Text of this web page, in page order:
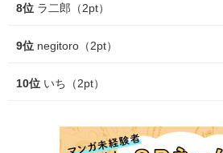
8位 ラ二郎（2pt）
9位 negitoro（2pt）
10位 いち（2pt）